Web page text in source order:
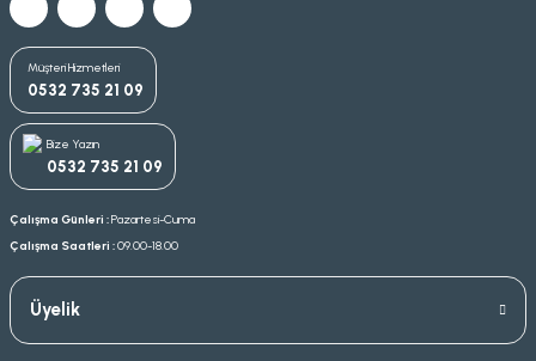
Müşteri Hizmetleri
0532 735 21 09
Bize Yazın
0532 735 21 09
Çalışma Günleri :Pazartesi-Cuma
Çalışma Saatleri :09.00-18.00
Üyelik